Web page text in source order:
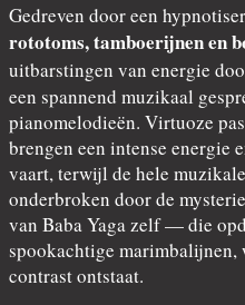
Gedreven door een
rototoms, tamboerijnen en
uitbarstingen van energie
een spannend muzikaal
pianomelodieën. Virtuoze
brengen een intense energie
vaart, terwijl de hele
onderbroken door de
van Baba Yaga zelf — die
spookachtige marimbalijnen,
contrast ontstaat.